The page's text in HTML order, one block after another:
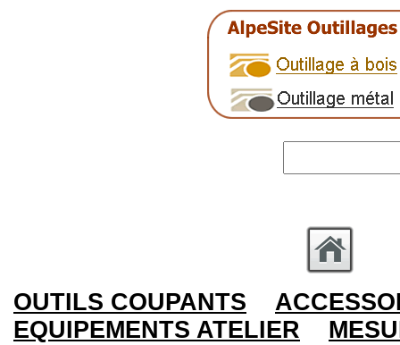
OUTILS COUPANTS
EQUIPEMENTS ATELIER